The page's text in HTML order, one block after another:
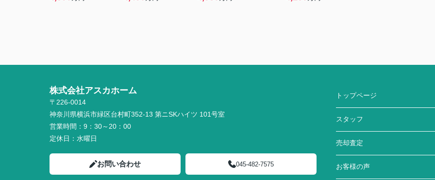
株式会社アスカホーム
〒226-0014
神奈川県横浜市緑区台村町352-13 第ニSKハイツ 101号室
営業時間： 9：30～20：00
定休日： 水曜日
お問い合わせ 045-482-7575
トップページ
スタッフ
売却査定
お客様の声